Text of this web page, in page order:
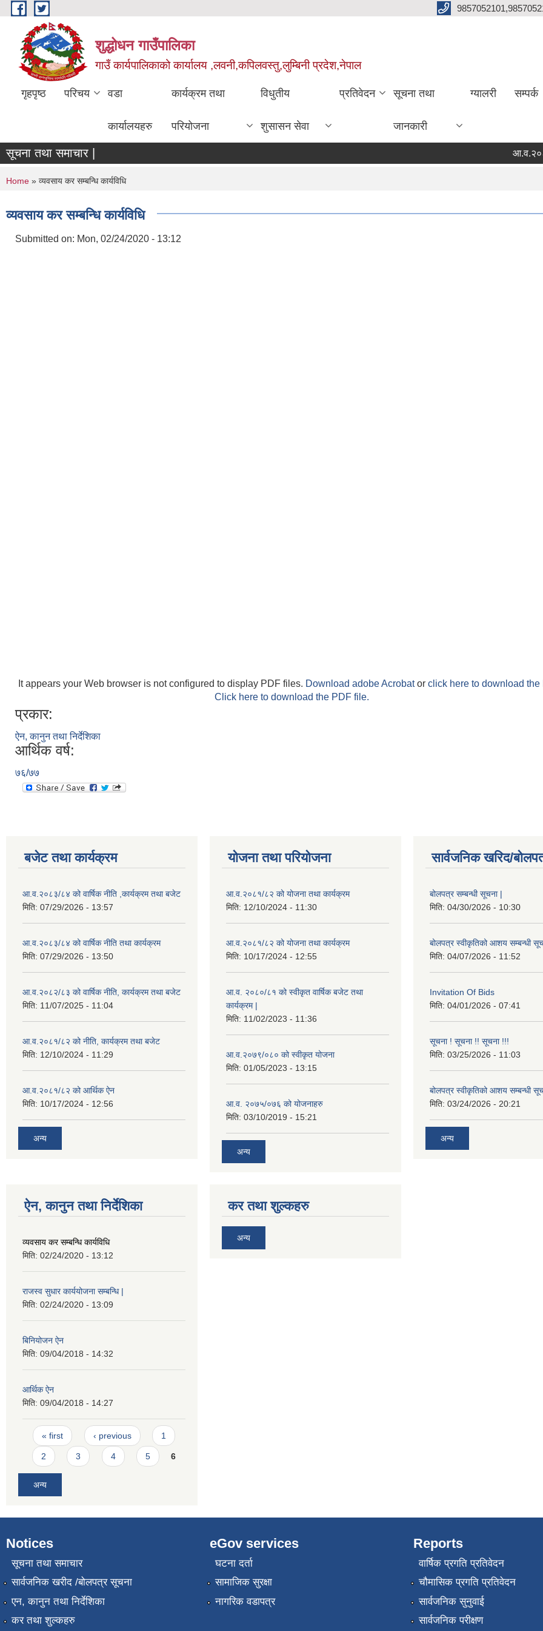
Skip to main content
शुद्धोधन गाउँपालिका
गाउँ कार्यपालिकाको कार्यालय ,लवनी,कपिलवस्तु,लुम्बिनी प्रदेश,नेपाल
गृहपृष्ठ परिचय वडा
कार्यालयहरु
कार्यक्रम तथा
परियोजना
विधुतीय
शुसासन सेवा
प्रतिवेदन सूचना तथा
जानकारी
ग्यालरी सम्पर्क
सूचना तथा समाचार | आ.व.२०८३/
You are here
Home » व्यवसाय कर सम्बन्धि कार्यविधि
व्यवसाय कर सम्बन्धि कार्यविधि
Submitted on: Mon, 02/24/2020 - 13:12
It appears your Web browser is not configured to display PDF files. Download adobe Acrobator click here to download the
Click here to download the PDF file.
प्रकार:
ऐन, कानुन तथा निर्देशिका
आर्थिक वर्ष:
७६/७७
बजेट तथा कार्यक्रम
आ.व.२०८३/८४ को वार्षिक नीति ,कार्यक्रम तथा बजेट
मिति: 07/29/2026 - 13:57
आ.व.२०८३/८४ को वार्षिक नीति तथा कार्यक्रम
मिति: 07/29/2026 - 13:50
आ.व.२०८२/८३ को वार्षिक नीति, कार्यक्रम तथा बजेट
मिति: 11/07/2025 - 11:04
आ.व.२०८१/८२ को नीति, कार्यक्रम तथा बजेट
मिति: 12/10/2024 - 11:29
आ.व.२०८१/८२ को आर्थिक ऐन
मिति: 10/17/2024 - 12:56
अन्य
योजना तथा परियोजना
आ.व.२०८१/८२ को योजना तथा कार्यक्रम
मिति: 12/10/2024 - 11:30
आ.व.२०८१/८२ को योजना तथा कार्यक्रम
मिति: 10/17/2024 - 12:55
आ.व. २०८०/८१ को स्वीकृत वार्षिक बजेट तथा
कार्यक्रम |
मिति: 11/02/2023 - 11:36
आ.व.२०७९/०८० को स्वीकृत योजना
मिति: 01/05/2023 - 13:15
आ.व. २०७५/०७६ को योजनाहरु
मिति: 03/10/2019 - 15:21
अन्य
सार्वजनिक खरिद/
बोलपत्र सम्बन्धी सूचना |
मिति: 04/30/2026 - 10:30
बोलपत्र स्वीकृतिको आशय सम्बन्धी
मिति: 04/07/2026 - 11:52
Invitation Of Bids
मिति: 04/01/2026 - 07:41
सूचना ! सूचना !! सूचना !!!
मिति: 03/25/2026 - 11:03
बोलपत्र स्वीकृतिको आशय सम्बन्धी
मिति: 03/24/2026 - 20:21
अन्य
ऐन, कानुन तथा निर्देशिका
व्यवसाय कर सम्बन्धि कार्यविधि
मिति: 02/24/2020 - 13:12
राजस्व सुधार कार्ययोजना सम्बन्धि |
मिति: 02/24/2020 - 13:09
बिनियोजन ऐन
मिति: 09/04/2018 - 14:32
आर्थिक ऐन
मिति: 09/04/2018 - 14:27
Pages
« first ‹ previous 1
2 3 4 5 6
अन्य
कर तथा शुल्कहरु
अन्य
Notices
सूचना तथा समाचार
सार्वजनिक खरीद /बोलपत्र सूचना
एन, कानुन तथा निर्देशिका
कर तथा शुल्कहरु
eGov services
घटना दर्ता
सामाजिक सुरक्षा
नागरिक वडापत्र
Reports
वार्षिक प्रगति प्रतिवेदन
चौमासिक प्रगति प्रतिवेदन
सार्वजनिक सुनुवाई
सार्वजनिक परीक्षण